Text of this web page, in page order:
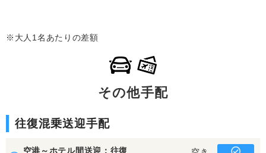
※大人1名あたりの差額
その他手配
往復混乗送迎手配
空港～ホテル間送迎：往復